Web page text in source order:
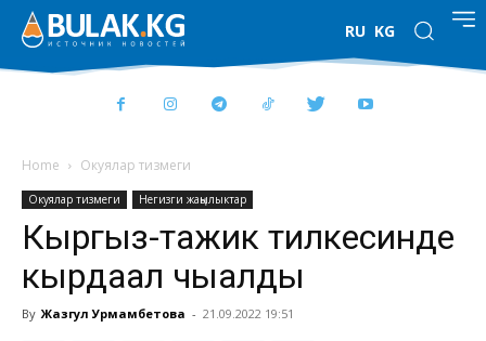
RU KG
Home Окуялар тизмеги
Окуялар тизмеги Негизги жаңылыктар
Кыргыз-тажик тилкесинде
кырдаал чыңалды
By Жазгул Урмамбетова - 21.09.2022 19:51